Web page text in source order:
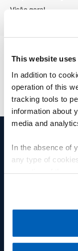
This website
In addition to
operation of this
tracking tools to
information about
media and
In the absence of
any type of
policy.
regarding
Visão geral
PRODUTOS E
Sensores de posição
Sensores de